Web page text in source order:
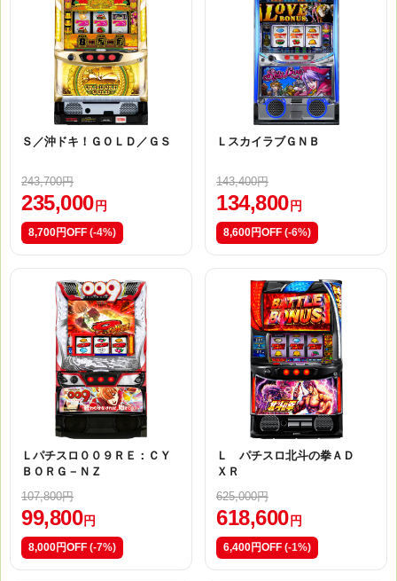
Ｓ／沖ドキ！ＧＯＬＤ／ＧＳ
243,700円
235,000 円
8,700円OFF (-4%)
ＬスカイラブＧＮＢ
143,400円
134,800 円
8,600円OFF (-6%)
Ｌパチスロ００９ＲＥ：ＣＹ
ＢＯＲＧ－ＮＺ
107,800円
99,800円
8,000円OFF (-7%)
Ｌ パチスロ北斗の拳ＡＤ
ＸＲ
625,000円
618,600円
6,400円OFF (-1%)